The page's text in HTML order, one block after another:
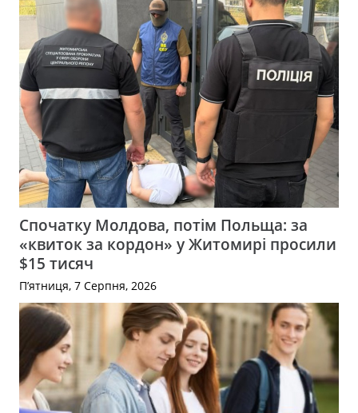
Спочатку Молдова, потім Польща: за
«квиток за кордон» у Житомирі просили
$15 тисяч
П’ятниця, 7 Серпня, 2026